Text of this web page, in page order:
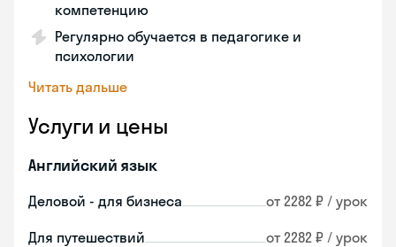
компетенцию
Регулярно обучается в педагогике и
психологии
Читать дальше
Услуги и цены
Английский язык
Деловой - для бизнеса от 2282 ₽ / урок
Для путешествий от 2282 ₽ / урок